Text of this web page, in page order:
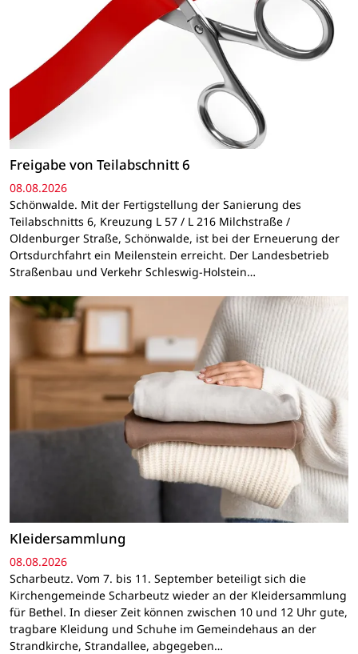
Freigabe von Teilabschnitt 6
08.08.2026
Schönwalde. Mit der Fertigstellung der Sanierung des
Teilabschnitts 6, Kreuzung L 57 / L 216 Milchstraße /
Oldenburger Straße, Schönwalde, ist bei der Erneuerung der
Ortsdurchfahrt ein Meilenstein erreicht. Der Landesbetrieb
Straßenbau und Verkehr Schleswig-Holstein…
Kleidersammlung
08.08.2026
Scharbeutz. Vom 7. bis 11. September beteiligt sich die
Kirchengemeinde Scharbeutz wieder an der Kleidersammlung
für Bethel. In dieser Zeit können zwischen 10 und 12 Uhr gute,
tragbare Kleidung und Schuhe im Gemeindehaus an der
Strandkirche, Strandallee, abgegeben…